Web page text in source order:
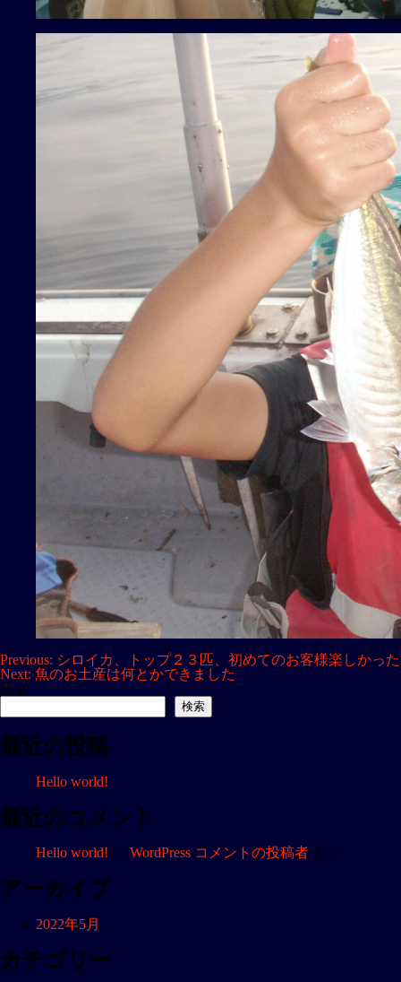
投
稿
ゲ
ョ
ン
Previous: シロイカ、トップ２３匹、初めてのお客様楽しかっ
Next: 魚のお土産は何とかできました
検索
検索
最近の投稿
Hello world!
最近のコメント
Hello world! に WordPress コメントの投稿者 より
アーカイブ
2022年5月
カテゴリー